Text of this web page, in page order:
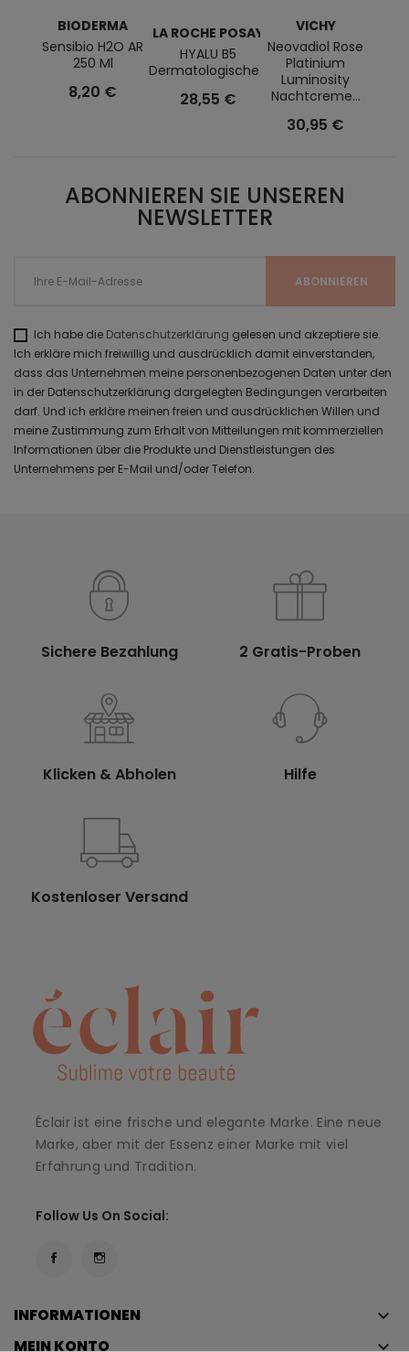
BIODERMA
Sensibio H2O AR
250 Ml
8,20 €
LA ROCHE POSAY
HYALU B5
Dermatologische...
28,55 €
VICHY
Neovadiol Rose
Platinium
Luminosity
Nachtcreme...
30,95 €
ABONNIEREN SIE UNSEREN
NEWSLETTER
Ich habe die Datenschutzerklärung gelesen und akzeptiere sie.
Ich erkläre mich freiwillig und ausdrücklich damit einverstanden,
dass das Unternehmen meine personenbezogenen Daten unter den
in der Datenschutzerklärung dargelegten Bedingungen verarbeiten
darf. Und ich erkläre meinen freien und ausdrücklichen Willen und
meine Zustimmung zum Erhalt von Mitteilungen mit kommerziellen
Informationen über die Produkte und Dienstleistungen des
Unternehmens per E-Mail und/oder Telefon.
Sichere Bezahlung 2 Gratis-Proben
Klicken & Abholen Hilfe
Kostenloser Versand
Éclair ist eine frische und elegante Marke. Eine neue
Marke, aber mit der Essenz einer Marke mit viel
Erfahrung und Tradition.
Follow Us On Social:
INFORMATIONEN keyboard_arrow_down
MEIN KONTO keyboard_arrow_down